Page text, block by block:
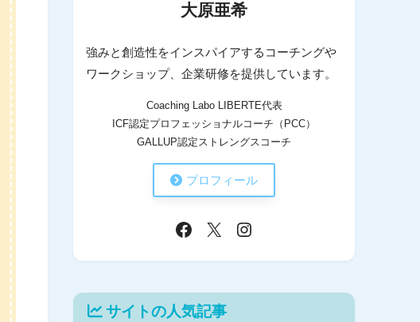
大原亜希
強みと創造性をインスパイアするコーチングや
ワークショップ、企業研修を提供しています。
Coaching Labo LIBERTE代表
ICF認定プロフェッショナルコーチ（PCC）
GALLUP認定ストレングスコーチ
プロフィール
サイトの人気記事